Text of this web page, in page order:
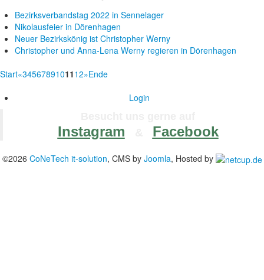
Bezirksverbandstag 2022 in Sennelager
Nikolausfeier in Dörenhagen
Neuer Bezirkskönig ist Christopher Werny
Christopher und Anna-Lena Werny regieren in Dörenhagen
Start«3456789101112»Ende
Login
Instagram Facebook
©2026 CoNeTech it-solution, CMS by Joomla, Hosted by